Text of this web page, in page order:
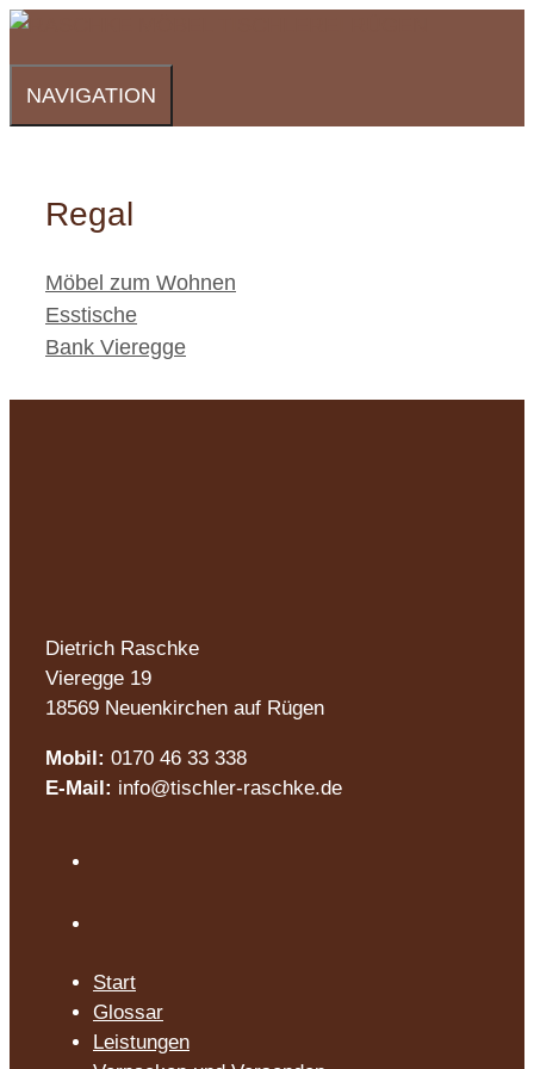
Zum
springen
NAVIGATION
Regal
Kategorien
Möbel zum Wohnen
Esstische
Bank Vieregge
Dietrich Raschke
Vieregge 19
18569 Neuenkirchen auf Rügen
Mobil: 0170 46 33 338
E-Mail: info@tischler-raschke.de
Start
Glossar
Leistungen